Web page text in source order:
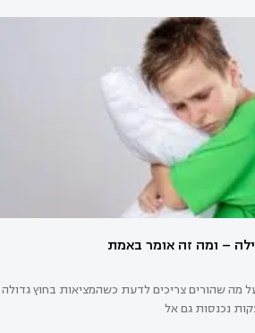
קשה מהראשון?
מה שהורים צריכים לדעת כשהמציאות בחוץ גדולה
נכנסות גם אל